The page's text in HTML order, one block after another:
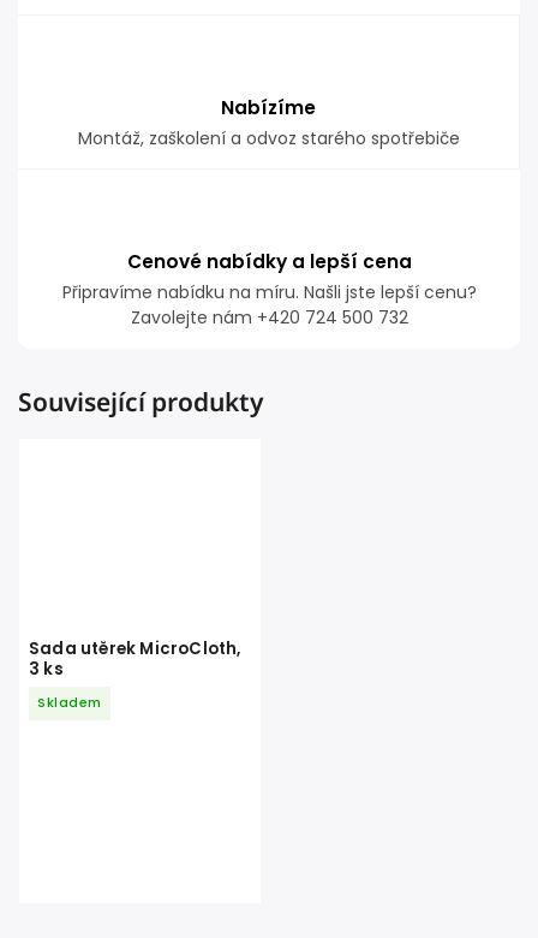
Nabízíme
Montáž, zaškolení a odvoz starého spotřebiče
Cenové nabídky a lepší cena
Připravíme nabídku na míru. Našli jste lepší cenu?
Zavolejte nám +420 724 500 732
Související produkty
Sada utěrek MicroCloth,
3 ks
Skladem